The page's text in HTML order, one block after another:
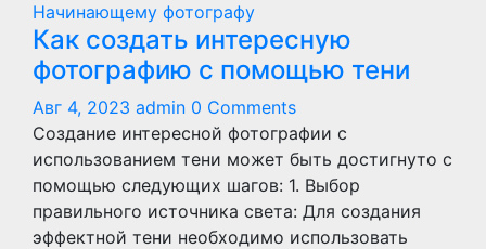
Начинающему фотографу
Как создать интересную
фотографию с помощью тени
Авг 4, 2023 admin 0 Comments
Создание интересной фотографии с
использованием тени может быть достигнуто с
помощью следующих шагов: 1. Выбор
правильного источника света: Для создания
эффектной тени необходимо использовать